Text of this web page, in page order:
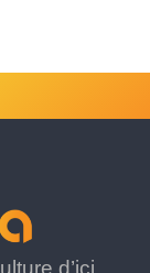
d’ici